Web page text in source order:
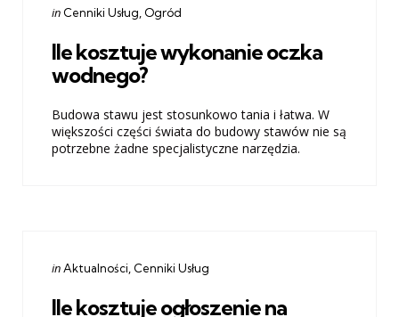
Categories
Posted
in Cenniki Usług Ogród
Ile kosztuje wykonanie oczka
wodnego?
Budowa stawu jest stosunkowo tania i łatwa. W
większości części świata do budowy stawów nie są
potrzebne żadne specjalistyczne narzędzia.
Categories
Posted
inAktualności Cenniki Usług
Ile kosztuje ogłoszenie na